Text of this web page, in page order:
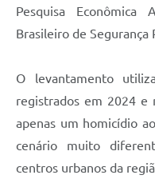
Pesquisa
Brasileiro de Segurança
O levantamento
registrados em 2024 e
apenas um homicídio
cenário muito
centros urbanos da